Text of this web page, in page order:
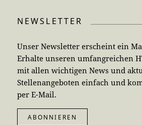
NEWSLETTER
Unser Newsletter erscheint ein
Erhalte unseren umfangreichen
mit allen wichtigen News und
Stellenangeboten einfach und
per E-Mail.
ABONNIEREN